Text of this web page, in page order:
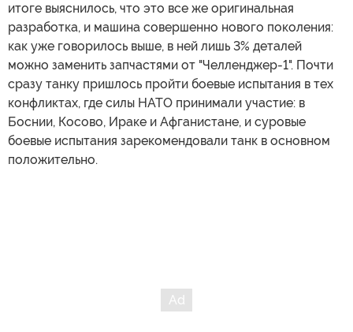
итоге выяснилось, что это все же оригинальная
разработка, и машина совершенно нового поколения:
как уже говорилось выше, в ней лишь 3% деталей
можно заменить запчастями от "Челленджер-1". Почти
сразу танку пришлось пройти боевые испытания в тех
конфликтах, где силы НАТО принимали участие: в
Боснии, Косово, Ираке и Афганистане, и суровые
боевые испытания зарекомендовали танк в основном
положительно.